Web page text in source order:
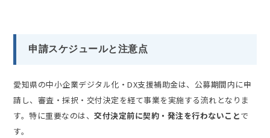
申請スケジュールと注意点
愛知県の中小企業デジタル化・DX支援補助金は、公募期間内に申
請し、審査・採択・交付決定を経て事業を実施する流れとなりま
す。特に重要なのは、交付決定前に契約・発注を行わないことで
す。